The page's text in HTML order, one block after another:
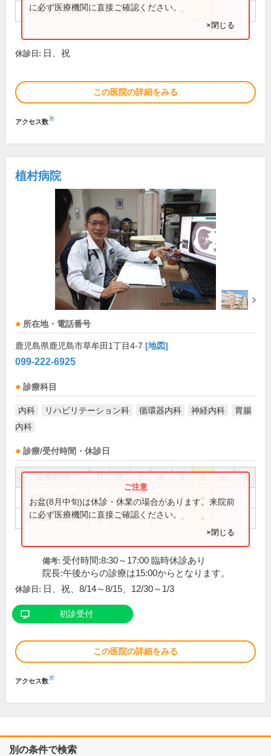
13:30～17:30 ● ● ●
に必ず医療機関に直接ご確認ください。
×閉じる
休診日: 日、祝
この医院の詳細をみる
アクセス数※
植村病院
所在地・電話番号
鹿児島県鹿児島市草牟田1丁目4-7 [地図]
099-222-6925
診療科目
内科 リハビリテーション科 循環器内科 神経内科
胃腸
内科
診療/受付時間・休診日
祝
9:00～13:00 ● ● ● ● ●
14:00～18:00 ● ● ● ●
お盆(8月中旬)は休診・休業の場合があります。来院前
に必ず医療機関に直接ご確認ください。
×閉じる
備考: 受付時間:8:30～17:00 臨時休診あり
院長:午後からの診療は15:00からとなります。
休診日: 日、祝、8/14～8/15、12/30～1/3
初診受付
この医院の詳細をみる
アクセス数※
別の条件で検索